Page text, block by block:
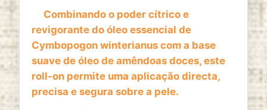
Combinando o poder cítrico e
revigorante do óleo essencial de
Cymbopogon winterianus com a base
suave de óleo de amêndoas doces, este
roll-on permite uma aplicação directa,
precisa e segura sobre a pele.
Google Analytics
Name:
_ga, _ga_*
Provider: